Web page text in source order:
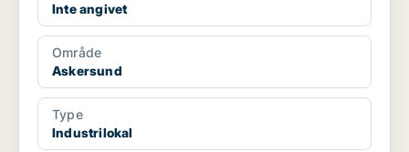
Inte angivet
Område
Askersund
Type
Industrilokal